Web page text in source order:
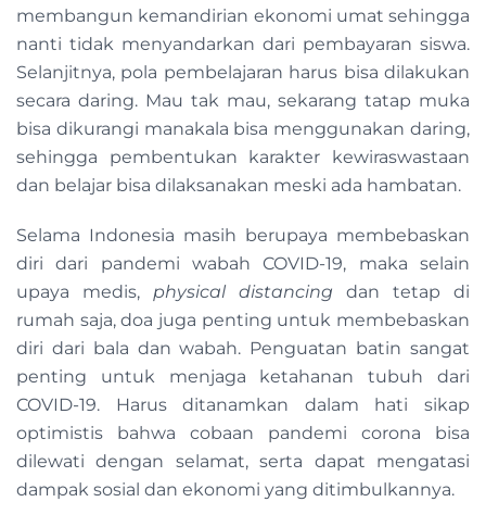
membangun kemandirian ekonomi umat sehingga
nanti tidak menyandarkan dari pembayaran siswa.
Selanjitnya, pola pembelajaran harus bisa dilakukan
secara daring. Mau tak mau, sekarang tatap muka
bisa dikurangi manakala bisa menggunakan daring,
sehingga pembentukan karakter kewiraswastaan
dan belajar bisa dilaksanakan meski ada hambatan.
Selama Indonesia masih berupaya membebaskan
diri dari pandemi wabah COVID-19, maka selain
upaya medis, physical distancing dan tetap di
rumah saja, doa juga penting untuk membebaskan
diri dari bala dan wabah. Penguatan batin sangat
penting untuk menjaga ketahanan tubuh dari
COVID-19. Harus ditanamkan dalam hati sikap
optimistis bahwa cobaan pandemi corona bisa
dilewati dengan selamat, serta dapat mengatasi
dampak sosial dan ekonomi yang ditimbulkannya.